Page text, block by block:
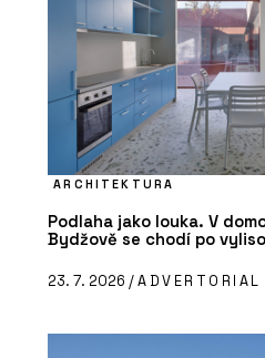
ARCHITEKTURA
Podlaha jako louka. V
Bydžově se chodí po
23. 7. 2026 /ADVERTORIAL